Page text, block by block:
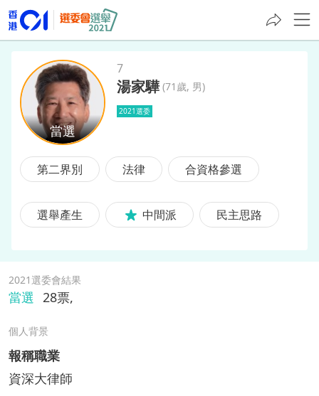
湯家驊
7
湯家驊 (71歲, 男)
2021選委
第二界別 法律 合資格參選
選舉產生 中間派 民主思路
2021選委會結果
當選 28票,
個人背景
報稱職業
資深大律師